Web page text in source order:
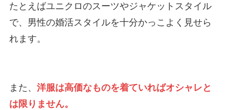
たとえばユニクロのスーツやジャケットスタイル
で、男性の婚活スタイルを十分かっこよく見せら
れます。
また、 洋服は高価なものを着ていればオシャレと
は限りません。